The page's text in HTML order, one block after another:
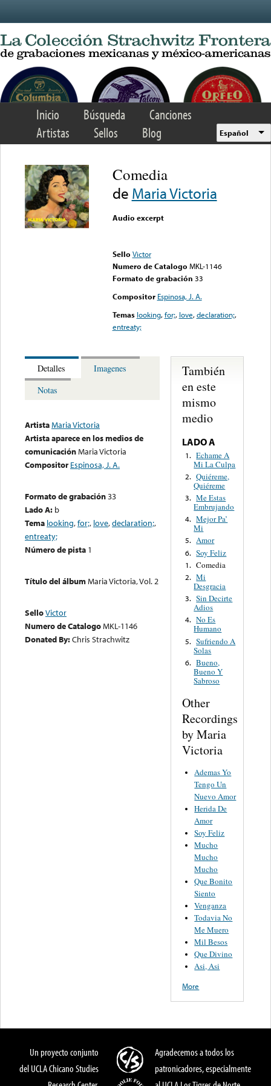
Inicio Búsqueda
Canciones
Artistas
Sellos Blog Español
Comedia
de Maria Victoria
Audio excerpt
Sello Victor
Numero de Catalogo MKL-1146
Formato de grabación 33
Compositor Espinosa, J. A.
Temas looking,for;, love,declaration;,
entreaty;
Detalles
Imagenes
Notas
ArtistaMaria Victoria
Artista aparece en los medios de
comunicaciónMaria Victoria
Compositor Espinosa, J. A.
Formato de grabación33
Lado A: b
Tema looking,for;, love,declaration;,
entreaty;
Número de pista 1
Título del álbumMaria Victoria, Vol. 2
SelloVictor
Numero de CatalogoMKL-1146
Donated By:Chris Strachwitz
También
en este
mismo
medio
LADO A
1. Echame A
Mi La Culpa
2. Quiéreme,
Quiéreme
3. Me Estas
Embrujando
4. Mejor Pa’
Mi
5. Amor
6. Soy Feliz
1. Comedia
2. Mi
Desgracia
3. Sin Decirte
Adios
4. No Es
Humano
5. Sufriendo A
Solas
6. Bueno,
Bueno Y
Sabroso
Other
Recordings
by Maria
Victoria
Ademas Yo
Tengo Un
Nuevo Amor
Herida De
Amor
Soy Feliz
Mucho
Mucho
Mucho
Que Bonito
Siento
Venganza
Todavia No
Me Muero
Mil Besos
Que Divino
Asi, Asi
More
Un proyecto conjunto
del UCLA Chicano Studies
Agradecemos a todos los
patronicadores, especialmente